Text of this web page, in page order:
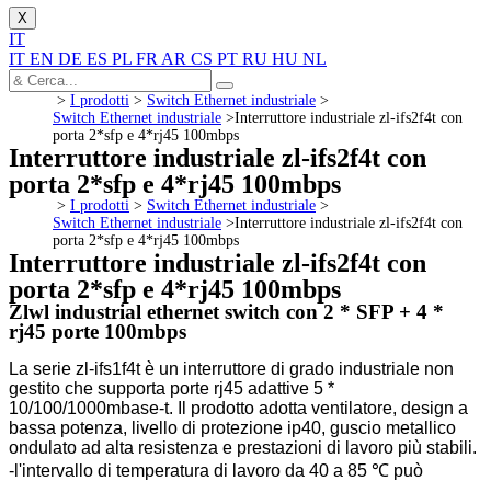
X
IT
IT EN DE ES PL FR AR CS PT RU HU NL
> I prodotti > Switch Ethernet industriale >
Switch Ethernet industriale >Interruttore industriale zl-ifs2f4t con
porta 2*sfp e 4*rj45 100mbps
Interruttore industriale zl-ifs2f4t con
porta 2*sfp e 4*rj45 100mbps
> I prodotti > Switch Ethernet industriale >
Switch Ethernet industriale >Interruttore industriale zl-ifs2f4t con
porta 2*sfp e 4*rj45 100mbps
Interruttore industriale zl-ifs2f4t con
porta 2*sfp e 4*rj45 100mbps
Zlwl industrial ethernet switch con 2 * SFP + 4 *
rj45 porte 100mbps
La serie zl-ifs1f4t è un interruttore di grado industriale non
gestito che supporta porte rj45 adattive 5 *
10/100/1000mbase-t. Il prodotto adotta ventilatore, design a
bassa potenza, livello di protezione ip40, guscio metallico
ondulato ad alta resistenza e prestazioni di lavoro più stabili.
-l'intervallo di temperatura di lavoro da 40 a 85 ℃ può